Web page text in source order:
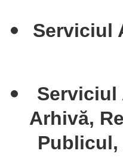
Serviciul
Serviciul
Arhivă,